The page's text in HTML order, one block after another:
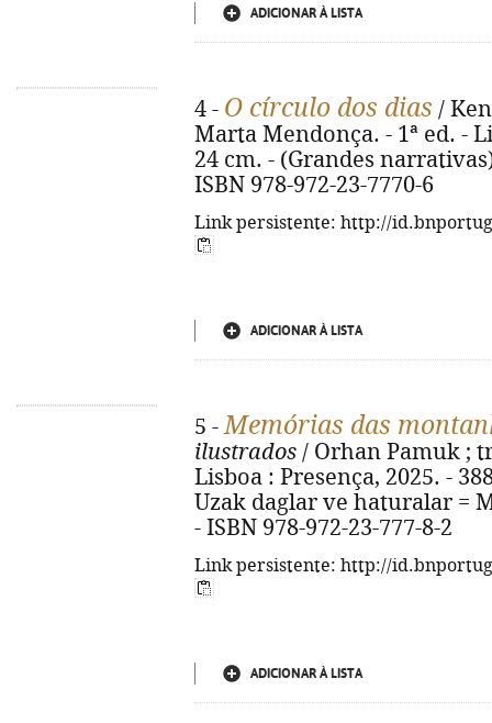
ADICIONAR À LISTA
4 - O círculo dos dias /
Marta Mendonça. - 1ª ed. -
24 cm. - (Grandes
ISBN 978-972-23-7770-6
Link persistente: http://
ADICIONAR À LISTA
5 -Memórias das
ilustrados / Orhan Pamuk ;
Lisboa : Presença, 2025. -
Uzak daglar ve haturalar =
- ISBN 978-972-23-777-8-2
Link persistente: http://
ADICIONAR À LISTA